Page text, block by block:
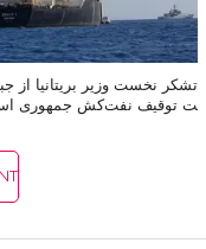
تشکر نخست‌ وزیر بریتانیا از
ت توقیف نفت‌کش جمهوری